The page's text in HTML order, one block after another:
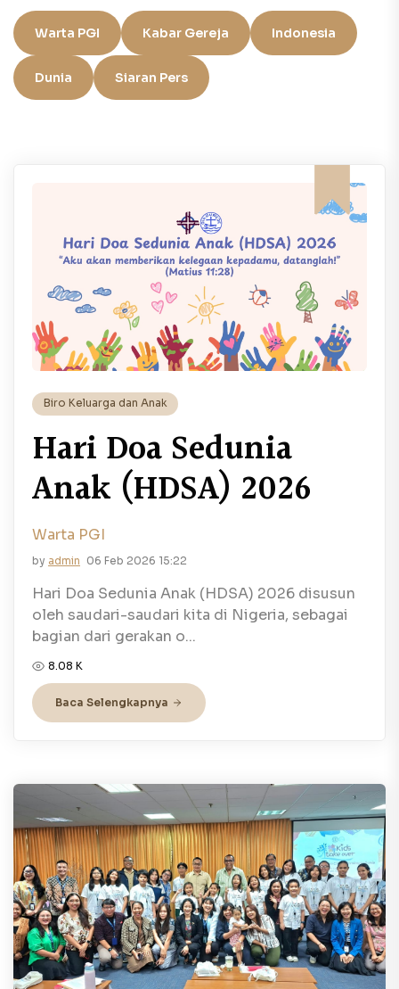
Warta PGI Kabar Gereja Indonesia
Dunia Siaran Pers
Biro Keluarga dan Anak
Hari Doa Sedunia
Anak (HDSA) 2026
Warta PGI
by admin 06 Feb 2026 15:22
Hari Doa Sedunia Anak (HDSA) 2026 disusun
oleh saudari-saudari kita di Nigeria, sebagai
bagian dari gerakan o...
8.08 K
Baca Selengkapnya